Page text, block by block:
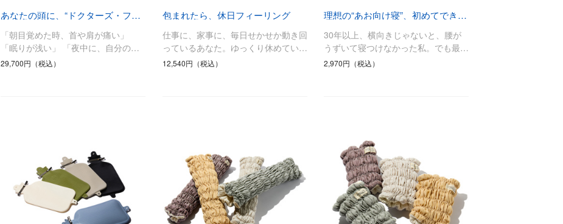
あなたの頭に、“ドクターズ・フィット”
「朝目覚めた時、首や肩が痛い」
「眠りが浅い」 「夜中に、自分の…
29,700円（税込）
包まれたら、休日フィーリング
仕事に、家事に、毎日せかせか動き回
っているあなた。ゆっくり休めてい…
12,540円（税込）
理想の“あお向け寝”、初めてできた！
30年以上、横向きじゃないと、腰が
うずいて寝つけなかった私。でも最…
2,970円（税込）